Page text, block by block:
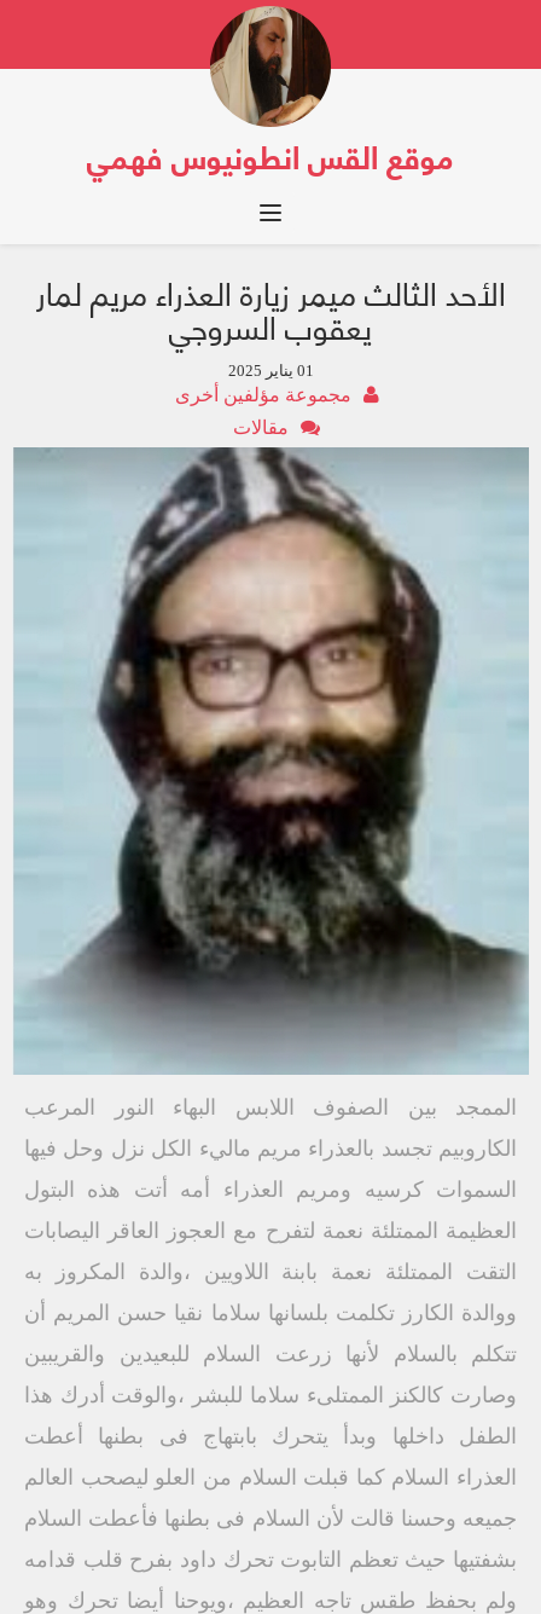
موقع القس انطونيوس فهمي
Toggle navigation
الأحد الثالث ميمر زيارة العذراء مريم لمار
يعقوب السروجي
01 يناير 2025
مجموعة مؤلفين أخرى
مقالات
الممجد بين الصفوف اللابس البهاء النور المرعب
الكاروبيم تجسد بالعذراء مريم ماليء الكل نزل وحل فيها
السموات كرسيه ومريم العذراء أمه أتت هذه البتول
العظيمة الممتلئة نعمة لتفرح مع العجوز العاقر اليصابات
التقت الممتلئة نعمة بابنة اللاويين ،والدة المكروز به
ووالدة الكارز تكلمت بلسانها سلاما نقيا حسن المريم أن
تتكلم بالسلام لأنها زرعت السلام للبعيدين والقريبين
وصارت كالكنز الممتلىء سلاما للبشر ،والوقت أدرك هذا
الطفل داخلها وبدأ يتحرك بابتهاج فى بطنها أعطت
العذراء السلام كما قبلت السلام من العلو ليصحب العالم
جميعه وحسنا قالت لأن السلام فى بطنها فأعطت السلام
بشفتيها حيث تعظم التابوت تحرك داود بفرح قلب قدامه
ولم بحفظ طقس تاجه العظيم ،ويوحنا أيضا تحرك وهو